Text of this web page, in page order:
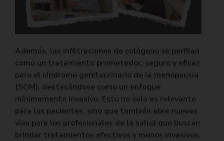
Además, las infiltraciones de colágeno se perfilan
como un tratamiento prometedor, seguro y eficaz
para el síndrome genitourinario de la menopausia
(SGM), destacándose como un enfoque
mínimamente invasivo. Esto no solo es relevante
para las pacientes, sino que también abre nuevas
vías para los profesionales de la salud que buscan
brindar tratamientos efectivos y menos invasivos.